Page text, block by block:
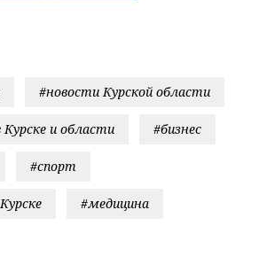
#новости Курской области
и области #бизнес
#спорт
#медицина